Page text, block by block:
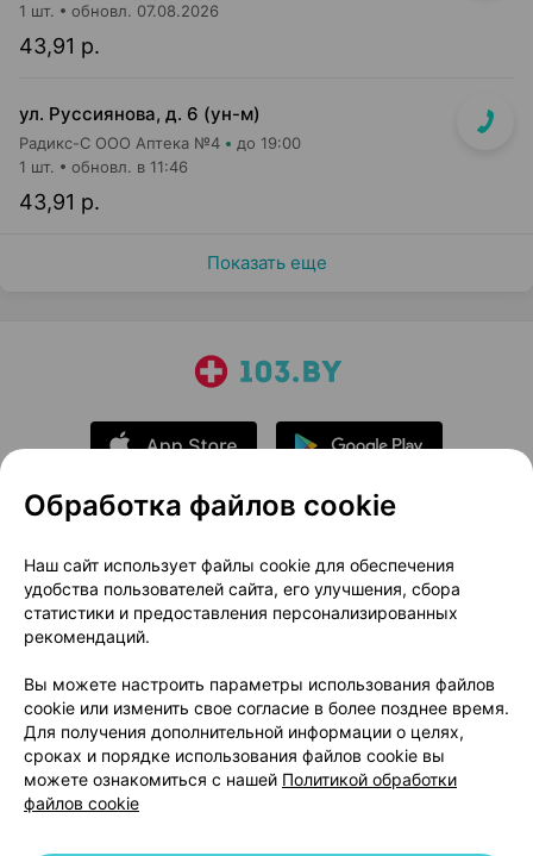
43,91 р.
1 шт. обновл. 07.08.2026
ул. Руссиянова, д. 6 (ун-м)
Радикс-С ООО Аптека №4 до 19:00
43,91 р.
1 шт. обновл. в 11:46
Показать еще
О проекте
Новости проекта
Размещение рекламы
Медицинский маркетинг
Публичный договор
Доставка
Способы оплаты
Вакансии
Партнеры
Написать руководителю 103.by
Написать в поддержку
Персональные настройки Cookie
Обработка файлов cookie
Наш сайт использует файлы cookie для обеспечения
удобства пользователей сайта, его улучшения, сбора
статистики и предоставления персонализированных
рекомендаций.
Вы можете настроить параметры использования файлов
cookie или изменить свое согласие в более позднее время.
Для получения дополнительной информации о целях,
сроках и порядке использования файлов cookie вы
можете ознакомиться с нашей Политикой обработки
файлов cookie